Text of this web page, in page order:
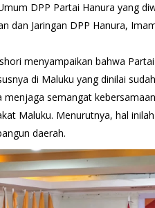
DPP Partai Hanura yang
dan Jaringan DPP Hanura,
menyampaikan bahwa
di Maluku yang dinilai
semangat
Maluku. Menurutnya, hal
daerah.